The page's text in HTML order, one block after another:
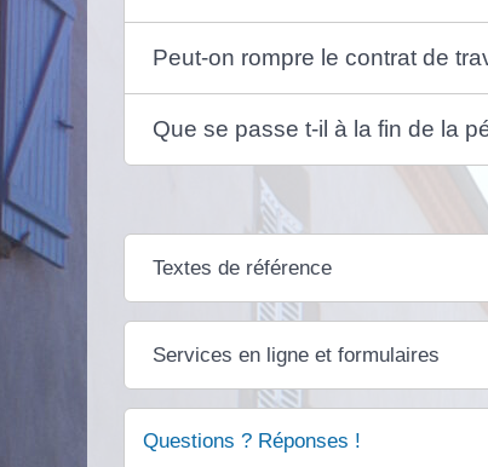
Peut-on rompre le contrat de
Que se passe t-il à la fin de la
Textes de référence
Services en ligne et formulaires
Questions ? Réponses !